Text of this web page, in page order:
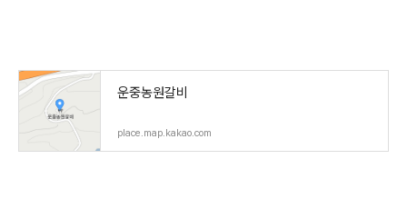
운중농원갈비
place.map.kakao.com